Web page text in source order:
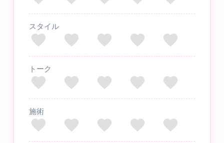
スタイル
トーク
施術